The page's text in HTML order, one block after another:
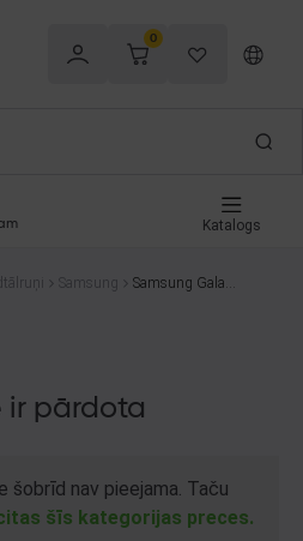
0
Katalogs
Samsung
Samsung Galaxy
ir pārdota
šobrīd nav pieejama. Taču
šīs kategorijas preces.